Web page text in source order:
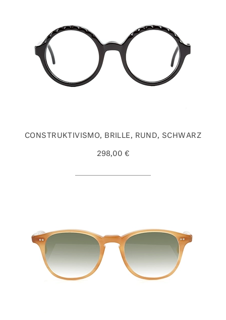
CONSTRUKTIVISMO, BRILLE, RUND, SCHWARZ
298,00 €